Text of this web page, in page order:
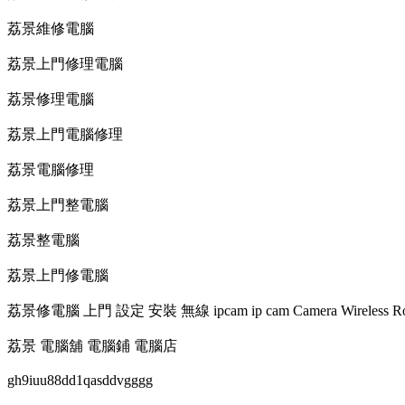
荔景維修電腦
荔景上門修理電腦
荔景修理電腦
荔景上門電腦修理
荔景電腦修理
荔景上門整電腦
荔景整電腦
荔景上門修電腦
荔景修電腦 上門 設定 安裝 無線 ipcam ip cam Camera Wireless
荔景 電腦舖 電腦鋪 電腦店
gh9iuu88dd1qasddvgggg